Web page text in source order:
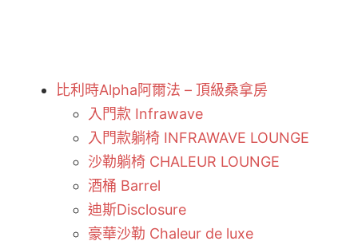
比利時Alpha阿爾法 – 頂級桑拿房
入門款 Infrawave
入門款躺椅 INFRAWAVE LOUNGE
沙勒躺椅 CHALEUR LOUNGE
酒桶 Barrel
迪斯Disclosure
豪華沙勒 Chaleur de luxe